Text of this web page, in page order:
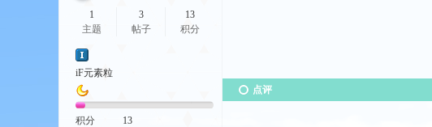
1
主题
3
帖子
13
积分
iF元素粒
积分 13
点评